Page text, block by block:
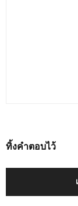
ทิ้งคำตอบไว้